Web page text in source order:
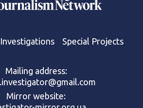
Investigations Special Projects
Mailing address:
Mirror website: